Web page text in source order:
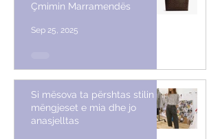
Çmimin Marramendës
Sep 25, 2025
Si mësova ta përshtas stilin me
mëngjeset e mia dhe jo
anasjelltas